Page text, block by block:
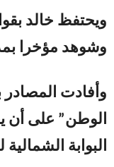
ويحتفظ خالد
وشوهد مؤخرا
وأفادت
الوطن” على أن
البوابة